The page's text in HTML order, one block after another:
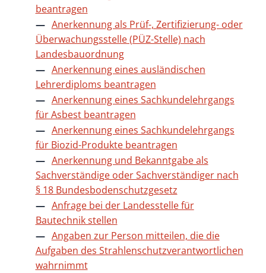
beantragen
Anerkennung als Prüf-, Zertifizierung- oder
Überwachungsstelle (PÜZ-Stelle) nach
Landesbauordnung
Anerkennung eines ausländischen
Lehrerdiploms beantragen
Anerkennung eines Sachkundelehrgangs
für Asbest beantragen
Anerkennung eines Sachkundelehrgangs
für Biozid-Produkte beantragen
Anerkennung und Bekanntgabe als
Sachverständige oder Sachverständiger nach
§ 18 Bundesbodenschutzgesetz
Anfrage bei der Landesstelle für
Bautechnik stellen
Angaben zur Person mitteilen, die die
Aufgaben des Strahlenschutzverantwortlichen
wahrnimmt